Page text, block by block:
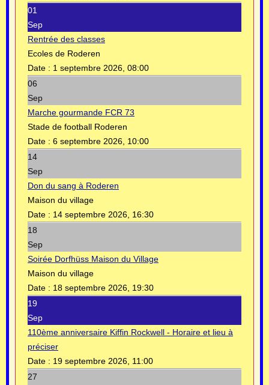
01
Sep
Rentrée des classes
Ecoles de Roderen
Date : 1 septembre 2026, 08:00
06
Sep
Marche gourmande FCR 73
Stade de football Roderen
Date : 6 septembre 2026, 10:00
14
Sep
Don du sang à Roderen
Maison du village
Date : 14 septembre 2026, 16:30
18
Sep
Soirée Dorfhüss Maison du Village
Maison du village
Date : 18 septembre 2026, 19:30
19
Sep
110ème anniversaire Kiffin Rockwell - Horaire et lieu à
préciser
Date : 19 septembre 2026, 11:00
27